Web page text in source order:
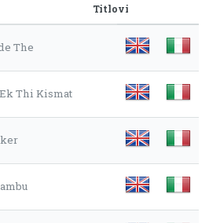
Titlovi
The
Thi Kismat